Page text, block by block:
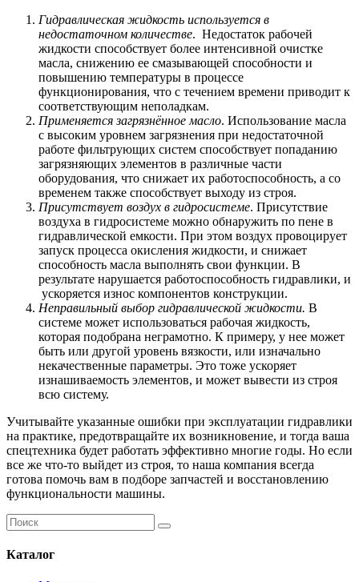
Гидравлическая жидкость используется в
недостаточном количестве. Недостаток рабочей
жидкости способствует более интенсивной очистке
масла, снижению ее смазывающей способности и
повышению температуры в процессе
функционирования, что с течением времени приводит к
соответствующим неполадкам.
Применяется загрязнённое масло. Использование масла
с высоким уровнем загрязнения при недостаточной
работе фильтрующих систем способствует попаданию
загрязняющих элементов в различные части
оборудования, что снижает их работоспособность, а со
временем также способствует выходу из строя.
Присутствует воздух в гидросистеме. Присутствие
воздуха в гидросистеме можно обнаружить по пене в
гидравлической емкости. При этом воздух провоцирует
запуск процесса окисления жидкости, и снижает
способность масла выполнять свои функции. В
результате нарушается работоспособность гидравлики, и
ускоряется износ компонентов конструкции.
Неправильный выбор гидравлической жидкости. В
системе может использоваться рабочая жидкость,
которая подобрана неграмотно. К примеру, у нее может
быть или другой уровень вязкости, или изначально
некачественные параметры. Это тоже ускоряет
изнашиваемость элементов, и может вывести из строя
всю систему.
Учитывайте указанные ошибки при эксплуатации гидравлики
на практике, предотвращайте их возникновение, и тогда ваша
спецтехника будет работать эффективно многие годы. Но если
все же что-то выйдет из строя, то наша компания всегда
готова помочь вам в подборе запчастей и восстановлению
функциональности машины.
Каталог